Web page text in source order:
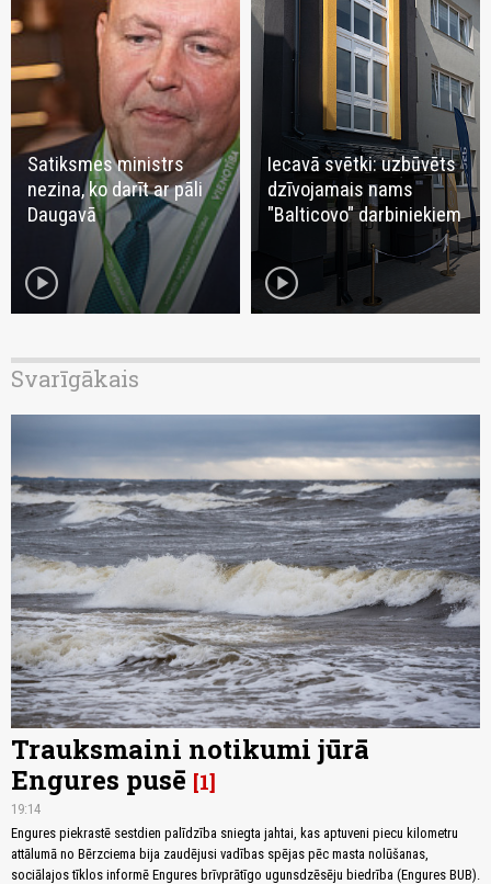
Satiksmes ministrs
nezina, ko darīt ar pāli
Daugavā
play_circle
Iecavā svētki: uzbūvēts
dzīvojamais nams
"Balticovo" darbiniekiem
play_circle
Svarīgākais
Trauksmaini notikumi jūrā
Engures pusē 1
19:14
Engures piekrastē sestdien palīdzība sniegta jahtai, kas aptuveni piecu kilometru
attālumā no Bērzciema bija zaudējusi vadības spējas pēc masta nolūšanas,
sociālajos tīklos informē Engures brīvprātīgo ugunsdzēsēju biedrība (Engures BUB).